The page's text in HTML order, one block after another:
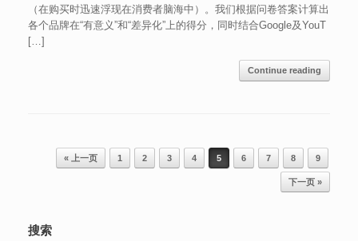
（在购买时迅速浮现在消费者脑海中）。我们根据问卷答案计算出
各个品牌在“有意义”和“差异化”上的得分，同时结合Google及YouT
[…]
Continue reading
Post navigation
« 上一页 1 2 3 4 5 6 7 8 9
下一页 »
搜索